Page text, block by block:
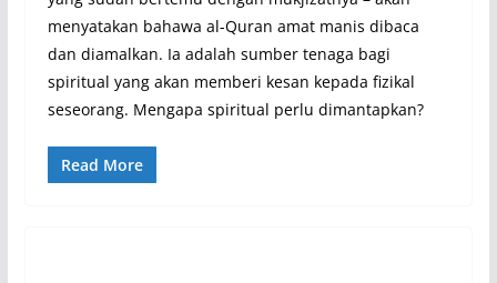
menyatakan bahawa al-Quran amat manis dibaca
dan diamalkan. Ia adalah sumber tenaga bagi
spiritual yang akan memberi kesan kepada fizikal
seseorang. Mengapa spiritual perlu dimantapkan?
Read More